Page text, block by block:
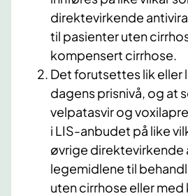
direktevirkende
til pasienter uten
kompensert cirrhose.
Det forutsettes lik eller
dagens prisnivå, og at
velpatasvir og
i LIS-anbudet på like
øvrige direktevirkende
legemidlene til
uten cirrhose eller